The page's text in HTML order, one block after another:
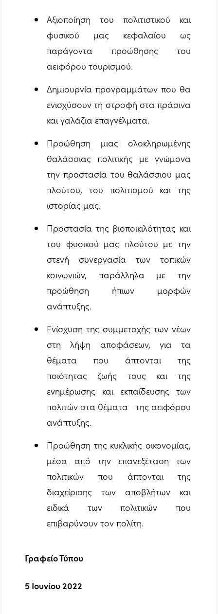
Αξιοποίηση του πολιτιστικού και
φυσικού μας κεφαλαίου ως
παράγοντα προώθησης του
αειφόρου τουρισμού.
Δημιουργία προγραμμάτων που θα
ενισχύσουν τη στροφή στα πράσινα
και γαλάζια επαγγέλματα.
Προώθηση μιας ολοκληρωμένης
θαλάσσιας πολιτικής με γνώμονα
την προστασία του θαλάσσιου μας
πλούτου, του πολιτισμού και της
ιστορίας μας.
Προστασία της βιοποικιλότητας και
του φυσικού μας πλούτου με την
στενή συνεργασία των τοπικών
κοινωνιών, παράλληλα με την
προώθηση ήπιων μορφών
ανάπτυξης.
Ενίσχυση της συμμετοχής των νέων
στη λήψη αποφάσεων, για τα
θέματα που άπτονται της
ποιότητας ζωής τους και της
ενημέρωσης και εκπαίδευσης των
πολιτών στα θέματα της αειφόρου
ανάπτυξης.
Προώθηση της κυκλικής οικονομίας,
μέσα από την επανεξέταση των
πολιτικών που άπτονται της
διαχείρισης των αποβλήτων και
ειδικά των πολιτικών που
επιβαρύνουν τον πολίτη.
Γραφείο Τύπου
5 Ιουνίου 2022